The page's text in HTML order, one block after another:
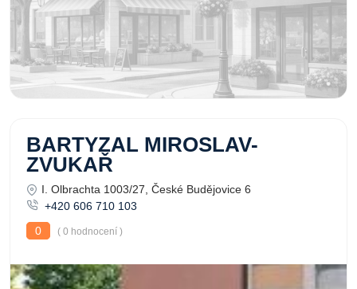
BARTYZAL MIROSLAV-
ZVUKAŘ
I. Olbrachta 1003/27, České Budějovice 6
+420 606 710 103
0
( 0 hodnocení )